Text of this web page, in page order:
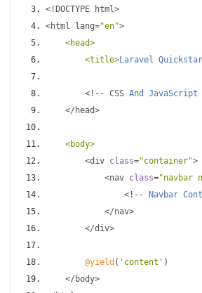
<! DOCTYPE html>
<html lang="en">
<head>
<title>Laravel
<!-- CSS And JavaScript
</ head>
<body>
<div class="container">
<nav class="navbar
<!--
Navbar
</nav>
</div>
@yield ( 'content' )
</ body>